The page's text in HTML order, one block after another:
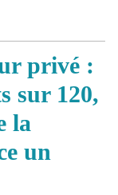
privé :
sur 120,
la
un